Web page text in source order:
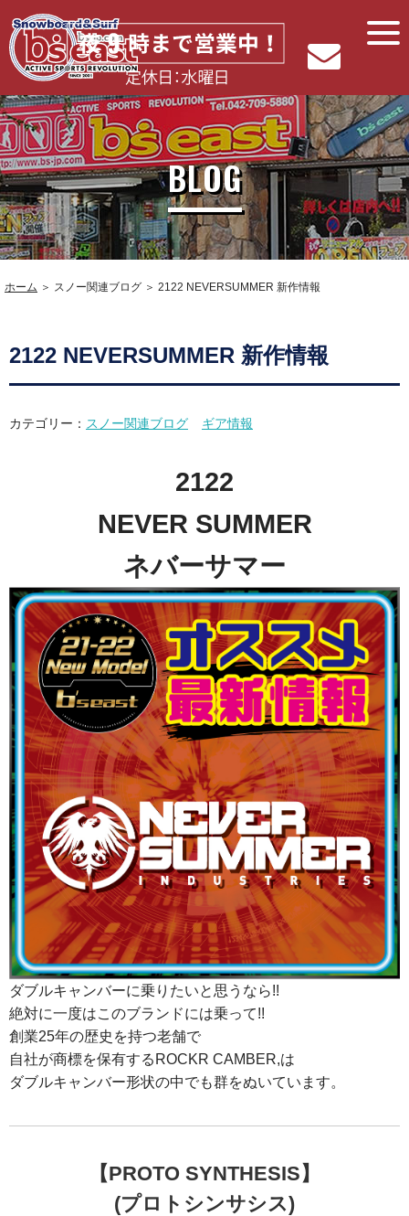
BLOG
ホーム ＞ スノー関連ブログ ＞ 2122 NEVERSUMMER 新作情報
2122 NEVERSUMMER 新作情報
カテゴリー： スノー関連ブログ ギア情報
2122
NEVER SUMMER
ネバーサマー
ダブルキャンバーに乗りたいと思うなら!!
絶対に一度はこのブランドには乗って!!
創業25年の歴史を持つ老舗で
自社が商標を保有するROCKR CAMBER,は
ダブルキャンバー形状の中でも群をぬいています。
【PROTO SYNTHESIS】
(プロトシンサシス)